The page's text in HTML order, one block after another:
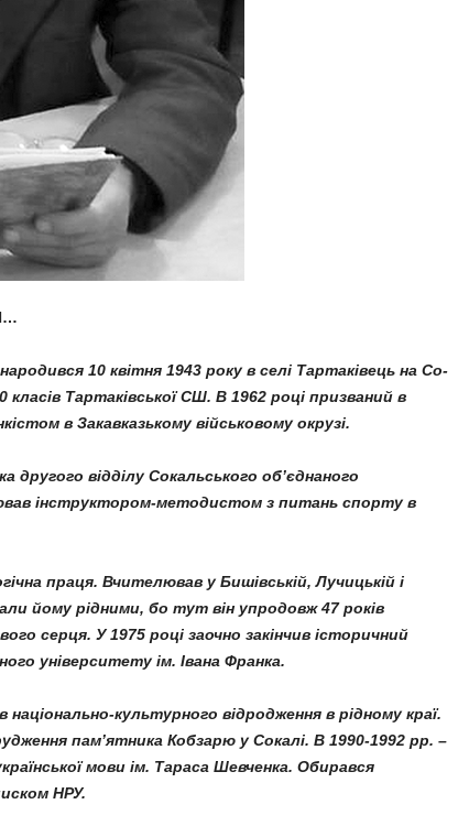
10 квітня 1943 року в селі Тартаківець на Со­
класів Тартаківської СШ. В 1962 році призваний в
в Закавказькому військо­вому окрузі.
другого відділу Сокальсь­кого об’єднаного
ін­структором-методистом з питань спорту в
праця. Вчите­лював у Бишівській, Лучицькій і
йому рідними, бо тут він упро­довж 47 років
серця. У 1975 році заочно закінчив істо­ричний
університету ім. Івана Франка.
національно-культурного відродження в рідному краї.
пам’ятника Кобзарю у Сокалі. В 1990-1992 рр. –
мови ім. Тараса Шев­ченка. Обирався
НРУ.